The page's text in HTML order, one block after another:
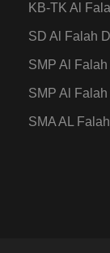
KB-TK Al
SD Al Falah
SMP Al
SMP Al
SMA AL